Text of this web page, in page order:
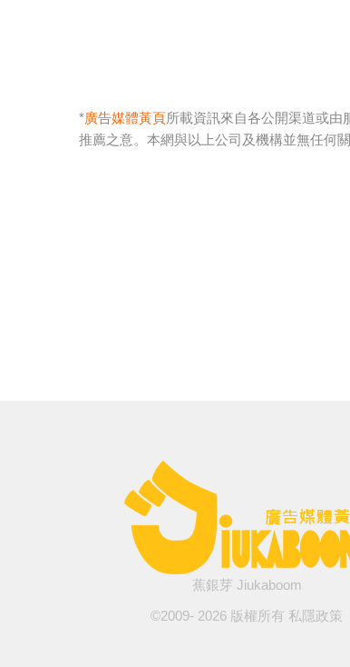
*廣告媒體黃頁所載資訊來自各公開渠道或由
推薦之意。本網與以上公司及機構並無任何
蕉銀芽 Jiukaboom
©2009- 2026 版權所有 私隱政策